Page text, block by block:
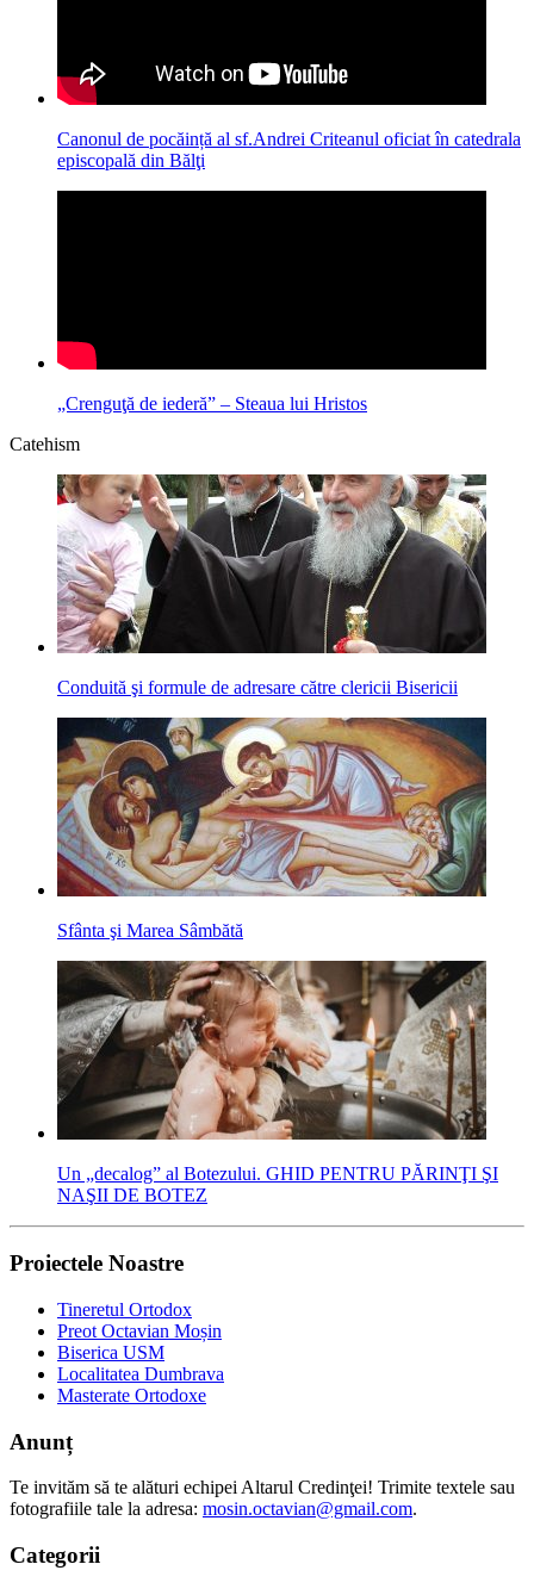
Canonul de pocăință al sf.Andrei Criteanul oficiat în catedrala
episcopală din Bălţi
„Crenguţă de iederă” – Steaua lui Hristos
Catehism
Conduită şi formule de adresare către clericii Bisericii
Sfânta şi Marea Sâmbătă
Un „decalog” al Botezului. GHID PENTRU PĂRINŢI ŞI
NAŞII DE BOTEZ
Proiectele Noastre
Tineretul Ortodox
Preot Octavian Moșin
Biserica USM
Localitatea Dumbrava
Masterate Ortodoxe
Anunț
Te invităm să te alături echipei Altarul Credinţei! Trimite textele sau
fotografiile tale la adresa: mosin.octavian@gmail.com.
Categorii